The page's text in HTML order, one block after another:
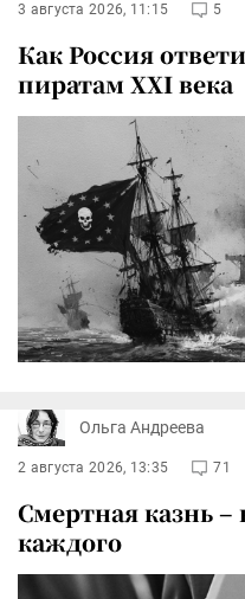
3 августа 2026, 11:15 5
Как Россия
пиратам XXI века
Ольга Андреева
2 августа 2026, 13:35 71
Смертная казнь –
каждого